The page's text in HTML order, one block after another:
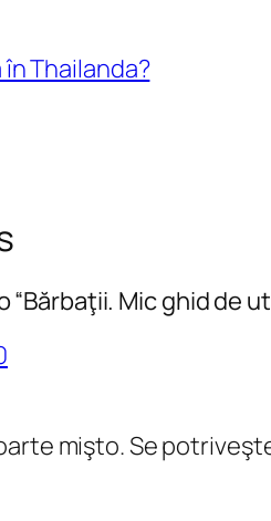
Thailanda?
“Bărbaţii. Mic ghid de
mişto. Se